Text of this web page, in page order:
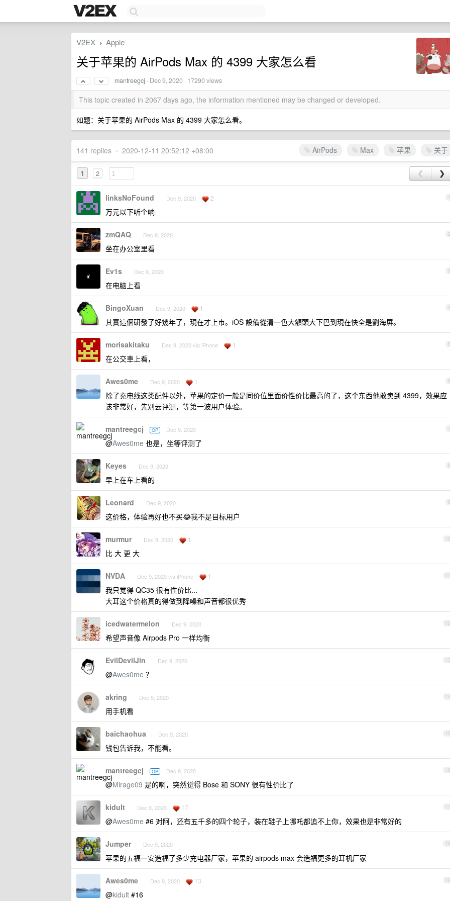
V2EX › Apple
关于苹果的 AirPods Max 的 4399 大家怎么看
mantreegcj · Dec 9, 2020 · 17290 views
This topic created in 2067 days ago, the information mentioned may be changed or developed.
如题：关于苹果的 AirPods Max 的 4399 大家怎么看。
AirPods Max 苹果 关于
141 replies • 2020-12-11 20:52:12 +08:00
1 2 ❮ ❯
1
linksNoFound Dec 9, 2020 2
万元以下听个响
2
zmQAQ Dec 9, 2020
坐在办公室里看
3
Ev1s Dec 9, 2020
在电脑上看
4
BingoXuan Dec 9, 2020 1
其實這個研發了好幾年了，現在才上市。iOS 設備從清一色大額頭大下巴到現在快全是劉海屏。
5
morisakitaku Dec 9, 2020 via iPhone 1
在公交車上看，
6
Awes0me Dec 9, 2020 1
除了充电线这类配件以外，苹果的定价一般是同价位里面价性价比最高的了，这个东西他敢卖到 4399，效果应
该非常好，先别云评测，等第一波用户体验。
7
mantreegcj OP Dec 9, 2020
@Awes0me 也是，坐等评测了
8
Keyes Dec 9, 2020
早上在车上看的
9
Leonard Dec 9, 2020
这价格，体验再好也不买😂我不是目标用户
10
murmur Dec 9, 2020 1
比 大 更 大
11
NVDA Dec 9, 2020 via iPhone 1
我只觉得 QC35 很有性价比...
大耳这个价格真的得做到降噪和声音都很优秀
12
icedwatermelon Dec 9, 2020
希望声音像 Airpods Pro 一样均衡
13
EvilDevilJin Dec 9, 2020
@Awes0me ？
14
akring Dec 9, 2020
用手机看
15
baichaohua Dec 9, 2020
钱包告诉我，不能看。
16
mantreegcj OP Dec 9, 2020
@Mirage09 是的啊，突然觉得 Bose 和 SONY 很有性价比了
17
kidult Dec 9, 2020 17
@Awes0me #6 对阿，还有五千多的四个轮子，装在鞋子上哪吒都追不上你，效果也是非常好的
18
Jumper Dec 9, 2020
苹果的五福一安造福了多少充电器厂家，苹果的 airpods max 会造福更多的耳机厂家
19
Awes0me Dec 9, 2020 13
@kidult #16